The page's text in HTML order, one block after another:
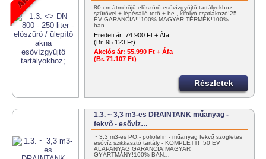
80 cm átmérőjű előszűrő esővízgyűjtő tartályokhoz,
szűrővel + lépésálló tető + be-, kifolyó csatlakozó!25
ÉV GARANCIA!!!100% MAGYAR TERMÉK!100%-
ban…
Eredeti ár: 74.900 Ft + Áfa
(Br. 95.123 Ft)
Akciós ár: 55.990 Ft + Áfa
(Br. 71.107 Ft)
Részletek
1.3. ~ 3,3 m3-es DRAINTANK műanyag -
fekvő - esővíz…
~ 3,3 m3-es PO.- poliolefin - műanyag fekvő szögletes
esővíz szikkasztó tartály - KOMPLETT! 50 ÉV
ALAPANYAG GARANCIA!MAGYAR
GYÁRTMÁNY!100%-BAN…